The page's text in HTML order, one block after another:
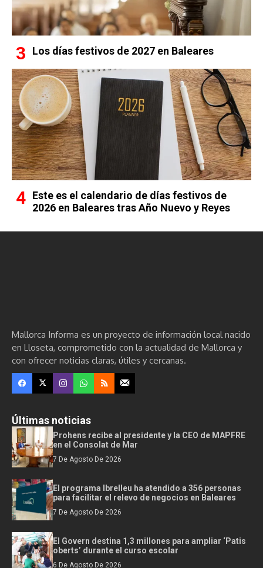
Los días festivos de 2027 en Baleares
Este es el calendario de días festivos de
2026 en Baleares tras Año Nuevo y Reyes
Mallorca Informa es un proyecto de información local nacido
en Lloseta, comprometido con la actualidad de Mallorca y
con ofrecer noticias claras, útiles y cercanas.
Últimas noticias
Prohens recibe al presidente y la CEO de MAPFRE
en el Consolat de Mar
7 De Agosto De 2026
El programa Ibrelleu ha atendido a 356 personas
para facilitar el relevo de negocios en Baleares
7 De Agosto De 2026
El Govern destina 1,3 millones para ampliar ‘Patis
oberts’ durante el curso escolar
6 De Agosto De 2026